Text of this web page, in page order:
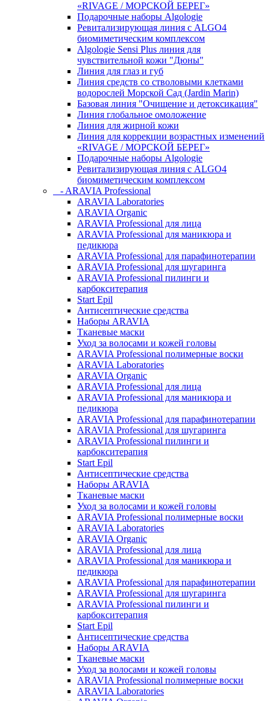
«RIVAGE / МОРСКОЙ БЕРЕГ»
Подарочные наборы Algologie
Ревитализирующая линия с ALGO4
биомиметическим комплексом
Algologie Sensi Plus линия для
чувcтвительной кожи "Дюны"
Линия для глаз и губ
Линия средств со стволовыми клетками
водорослей Морской Сад (Jardin Marin)
Базовая линия "Очищение и детоксикация"
Линия глобальное омоложение
Линия для жирной кожи
Линия для коррекции возрастных изменений
«RIVAGE / МОРСКОЙ БЕРЕГ»
Подарочные наборы Algologie
Ревитализирующая линия с ALGO4
биомиметическим комплексом
- ARAVIA Professional
ARAVIA Laboratories
ARAVIA Organic
ARAVIA Professional для лица
ARAVIA Professional для маникюра и
педикюра
ARAVIA Professional для парафинотерапии
ARAVIA Professional для шугаринга
ARAVIA Professional пилинги и
карбокситерапия
Start Epil
Антисептические средства
Наборы ARAVIA
Тканевые маски
Уход за волосами и кожей головы
ARAVIA Professional полимерные воски
ARAVIA Laboratories
ARAVIA Organic
ARAVIA Professional для лица
ARAVIA Professional для маникюра и
педикюра
ARAVIA Professional для парафинотерапии
ARAVIA Professional для шугаринга
ARAVIA Professional пилинги и
карбокситерапия
Start Epil
Антисептические средства
Наборы ARAVIA
Тканевые маски
Уход за волосами и кожей головы
ARAVIA Professional полимерные воски
ARAVIA Laboratories
ARAVIA Organic
ARAVIA Professional для лица
ARAVIA Professional для маникюра и
педикюра
ARAVIA Professional для парафинотерапии
ARAVIA Professional для шугаринга
ARAVIA Professional пилинги и
карбокситерапия
Start Epil
Антисептические средства
Наборы ARAVIA
Тканевые маски
Уход за волосами и кожей головы
ARAVIA Professional полимерные воски
ARAVIA Laboratories